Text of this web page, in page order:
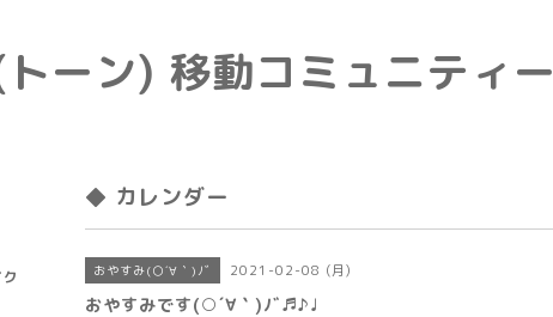
ーン) 移動コミュニティー
◆ カレンダー
おやすみ(○´∀｀)ﾉﾞ 2021-02-08 (月)
おやすみです(○´∀｀)ﾉﾞ♬♪♩